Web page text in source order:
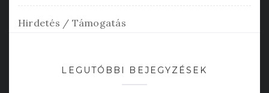
Hirdetés / Támogatás
LEGUTÓBBI BEJEGYZÉSEK